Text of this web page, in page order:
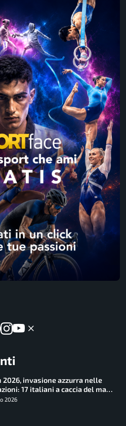
2026, invasione azzurra nelle
17 italiani a caccia del main
2026